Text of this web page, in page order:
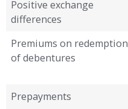
Positive exchange
differences
Premiums on redemption
of debentures
Prepayments